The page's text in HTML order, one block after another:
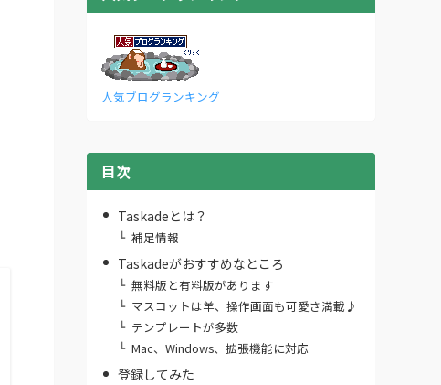
人気ブログランキング
目次
Taskadeとは？
補足情報
Taskadeがおすすめなところ
無料版と有料版があります
マスコットは羊、操作画面も可愛さ満載♪
テンプレートが多数
Mac、Windows、拡張機能に対応
登録してみた